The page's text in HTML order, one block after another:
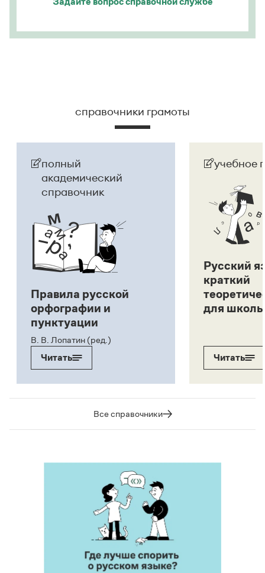
справочники грамоты
полный
академический
справочник
Правила русской
орфографии и
пунктуации
В. В. Лопатин (ред.)
Читать
учебное
Русский
краткий
для
Читать
Все справочники